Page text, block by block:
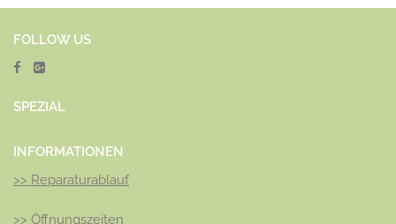
FOLLOW US
SPEZIAL
INFORMATIONEN
>> Reparaturablauf
>> Öffnungszeiten